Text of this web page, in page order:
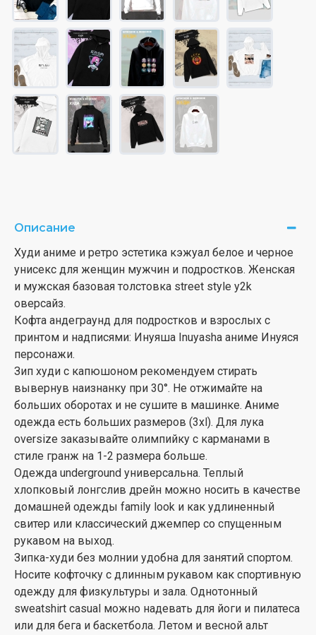
Описание
Худи аниме и ретро эстетика кэжуал белое и черное
унисекс для женщин мужчин и подростков. Женская
и мужская базовая толстовка street style y2k
оверсайз.
Кофта андеграунд для подростков и взрослых с
принтом и надписями: Инуяша Inuyasha аниме Инуяся
персонажи.
Зип худи с капюшоном рекомендуем стирать
вывернув наизнанку при 30°. Не отжимайте на
больших оборотах и не сушите в машинке. Аниме
одежда есть больших размеров (3xl). Для лука
oversize заказывайте олимпийку с карманами в
стиле гранж на 1-2 размера больше.
Одежда underground универсальна. Теплый
хлопковый лонгслив дрейн можно носить в качестве
домашней одежды family look и как удлиненный
свитер или классический джемпер со спущенным
рукавом на выход.
Зипка-худи без молнии удобна для занятий спортом.
Носите кофточку с длинным рукавом как спортивную
одежду для физкультуры и зала. Однотонный
sweatshirt casual можно надевать для йоги и пилатеса
или для бега и баскетбола. Летом и весной альт